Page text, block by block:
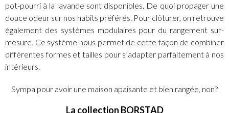
pot-pourri à la lavande sont disponibles. De quoi propager une
douce odeur sur nos habits préférés. Pour clôturer, on retrouve
également des systèmes modulaires pour du rangement sur-
mesure. Ce système nous permet de cette façon de combiner
différentes formes et tailles pour s’adapter parfaitement à nos
intérieurs.
Sympa pour avoir une maison apaisante et bien rangée, non?
La collection BORSTAD